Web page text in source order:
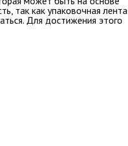
так как упаковочная лента
Для достижения этого